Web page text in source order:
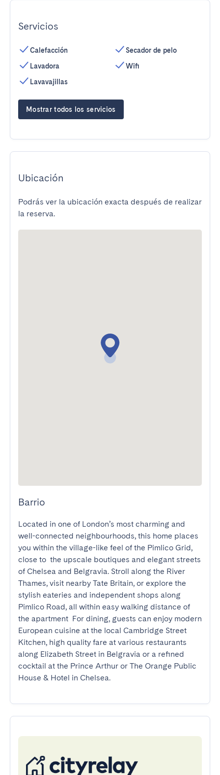
Servicios
Calefacción
Lavadora
Lavavajillas
Secador de pelo
Wifi
Mostrar todos los servicios
Ubicación
Podrás ver la ubicación exacta después de realizar
la reserva.
Barrio
Located in one of London’s most charming and
well-connected neighbourhoods, this home places
you within the village-like feel of the Pimlico Grid,
close to  the upscale boutiques and elegant streets
of Chelsea and Belgravia. Stroll along the River
Thames, visit nearby Tate Britain, or explore the
stylish eateries and independent shops along
Pimlico Road, all within easy walking distance of
the apartment  For dining, guests can enjoy modern
European cuisine at the local Cambridge Street
Kitchen, high quality fare at various restaurants
along Elizabeth Street in Belgravia or a refined
cocktail at the Prince Arthur or The Orange Public
House & Hotel in Chelsea.